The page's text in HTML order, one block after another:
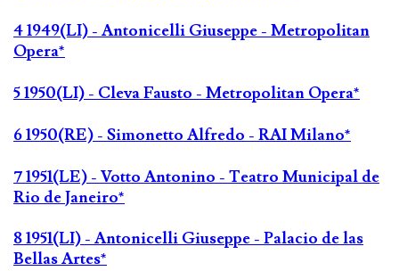
4 1949(LI) - Antonicelli Giuseppe - Metropolitan
Opera*
5 1950(LI) - Cleva Fausto - Metropolitan Opera*
6 1950(RE) - Simonetto Alfredo - RAI Milano*
7 1951(LE) - Votto Antonino - Teatro Municipal de
Rio de Janeiro*
8 1951(LI) - Antonicelli Giuseppe - Palacio de las
Bellas Artes*